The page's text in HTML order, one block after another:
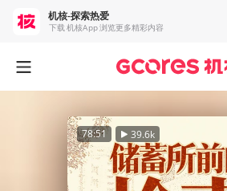
78:51 39.6k
机核-探索热爱
下载 机核App 浏览更多精彩内容